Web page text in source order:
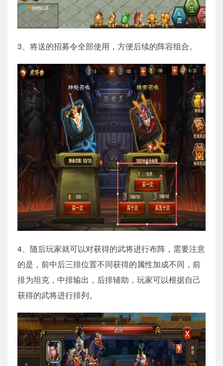
3、将送的招募令全部使用，方便后续的阵容组合。
4、随后玩家就可以对获得的武将进行布阵，需要注意
的是，前中后三排位置不同获得的属性加成不同，前
排为坦克，中排输出，后排辅助，玩家可以根据自己
获得的武将进行排列。